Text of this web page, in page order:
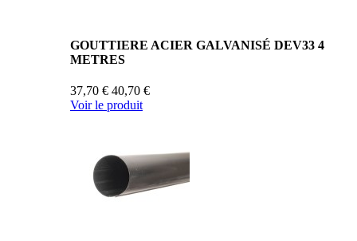
GOUTTIERE ACIER GALVANISÉ DEV33 4
METRES
37,70 € 40,70 €
Voir le produit